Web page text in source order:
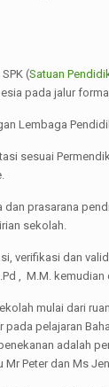
(Satuan
pada jalur
Lembaga
sesuai
prasarana
sekolah.
verifikasi dan
, M.M.
mulai dari
pelajaran
adalah
Mr Peter dan Ms